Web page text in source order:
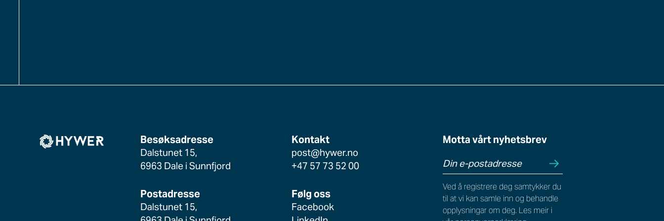
Besøksadresse
Dalstunet 15,
6963 Dale i Sunnfjord
Postadresse
Dalstunet 15,
Kontakt
post@hywer.no
+47 57 73 52 00
Følg oss
Facebook
Motta vårt nyhetsbrev
Ved å registrere deg samtykker du
til at vi kan samle inn og behandle
opplysningar om deg. Les meir i